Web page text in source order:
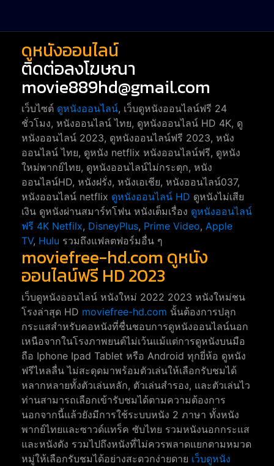
ดูหนังออนไลน์
ติดต่อลงโฆษณา
movie889hd@gmail.com
เว็บไซต์ ดูหนังออนไลน์, เว็บดูหนังออนไลน์ฟรี 24
ชั่วโมง, หนังออนไลน์ ไทย, ดูหนังออนไลน์ HD 4K, ดู
หนังออนไลน์ 2023, ดูหนังออนไลน์ฟรี 2023, หนัง
ออนไลน์ ไทย, ดูหนัง netflix หนังออนไลน์ฟรี, ดูหนัง
ใหม่พากย์ไทย, ดูหนังออนไลน์ไม่กระตุก, หนัง
ออนไลน์HD, หนังฝรั่ง, หนังเอเชีย, หนังออนไลน์037,
หนังออนไลน์ netflix ดูหนังออนไลน์ HD ดูหนังไม่เสีย
เงิน ดูหนังผ่านสมาร์ทโฟน หนังเต็มเรื่อง ดูหนังออนไลน์
ฟรี 4K Netfilx, DisneyPlus, Prime Video, Apple
TV, Hulu รวมถึงแฟลตฟอร์มอื่น ๆ
moviefree-hd.com ดูหนัง
ออนไลน์ฟรี HD 2023
เว็บดูหนังออนไลน์ หนังใหม่ 2022 2023 หนังใหม่ชน
โรงล่าสุด HD moviefree-hd.com นั้นต้องการปลุก
กระแสสำหรับคอหนังที่ชื่นชอบการดูหนังออนไลน์นอก
เหนือจากในโรงภาพยนต์ไม่เว้นแม้แต่การดูหนังบนมือ
ถือ Iphone Ipad Tablet หรือ Android ทุกยี่ห้อ ดูหนัง
ฟรีไหลลื่น ไม่สะดุดมาพร้อมตัวเล่นให้เลือกรับชมได้
หลากหลายทั้งตัวเล่นหลัก, ตัวเล่นสำรอง, และตัวเล่นไว
ท่านสามารถเลือกเข้ารับชมได้ตามความต้องการ
นอกจากนี้แล้วยังมีการใช้ระบบหนัง 2 ภาษา ทั้งหนัง
พากย์ไทยและซาวด์แทร็ค ซับไทย รวมหนังนอกกระแส
และหนังดัง รวมไปถึงหนังที่ไม่ควรพลาดแยกตามหมวด
หมู่ให้เลือกรับชมได้อย่างสะดวกง่ายดาย เว็บดูหนัง